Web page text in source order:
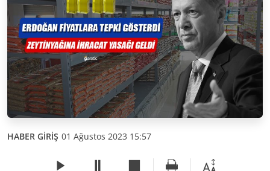
HABER GİRİŞ 01 Ağustos 2023 15:57